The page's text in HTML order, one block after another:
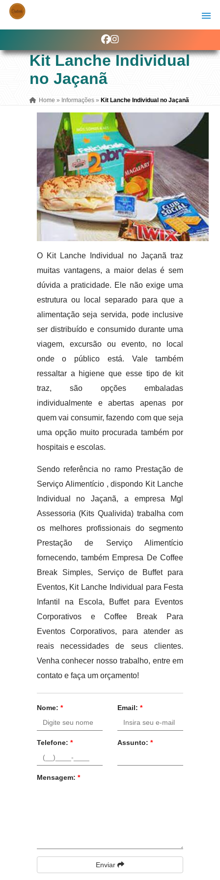
Kit Lanche Individual
no Jaçanã
Home » Informações » Kit Lanche Individual no Jaçanã
O Kit Lanche Individual no Jaçanã traz
muitas vantagens, a maior delas é sem
dúvida a praticidade. Ele não exige uma
estrutura ou local separado para que a
alimentação seja servida, pode inclusive
ser distribuído e consumido durante uma
viagem, excursão ou evento, no local
onde o público está. Vale também
ressaltar a higiene que esse tipo de kit
traz, são opções embaladas
individualmente e abertas apenas por
quem vai consumir, fazendo com que seja
uma opção muito procurada também por
hospitais e escolas.
Sendo referência no ramo Prestação de
Serviço Alimentício , dispondo Kit Lanche
Individual no Jaçanã, a empresa Mgl
Assessoria (Kits Qualivida) trabalha com
os melhores profissionais do segmento
Prestação de Serviço Alimentício
fornecendo, também Empresa De Coffee
Break Simples, Serviço de Buffet para
Eventos, Kit Lanche Individual para Festa
Infantil na Escola, Buffet para Eventos
Corporativos e Coffee Break Para
Eventos Corporativos, para atender as
reais necessidades de seus clientes.
Venha conhecer nosso trabalho, entre em
contato e faça um orçamento!
Nome: * Email: *
Telefone: * Assunto: *
Mensagem: *
Enviar